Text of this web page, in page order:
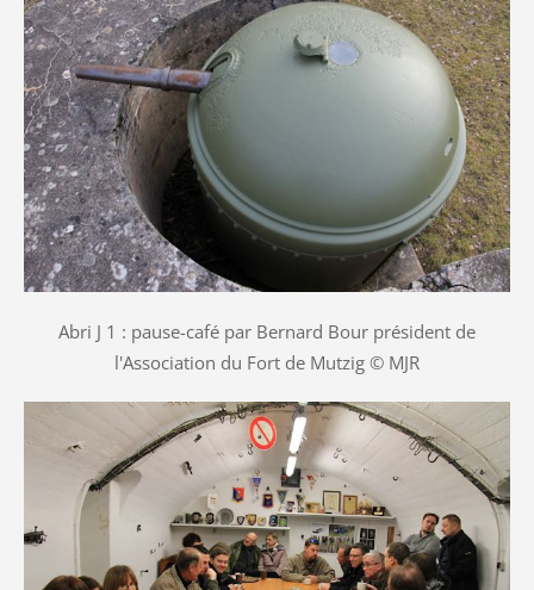
Abri J 1 : pause-café par Bernard Bour président de
l'Association du Fort de Mutzig © MJR